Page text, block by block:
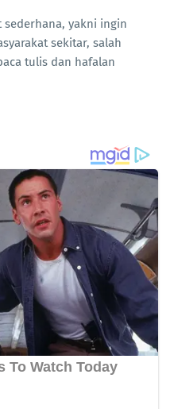
sederhana, yakni ingin
sekitar, salah
tulis dan hafalan